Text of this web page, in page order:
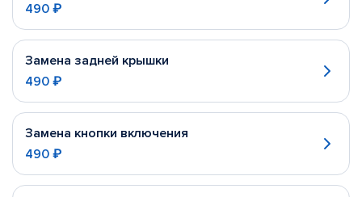
490 ₽
Замена задней крышки
490 ₽
Замена кнопки включения
490 ₽